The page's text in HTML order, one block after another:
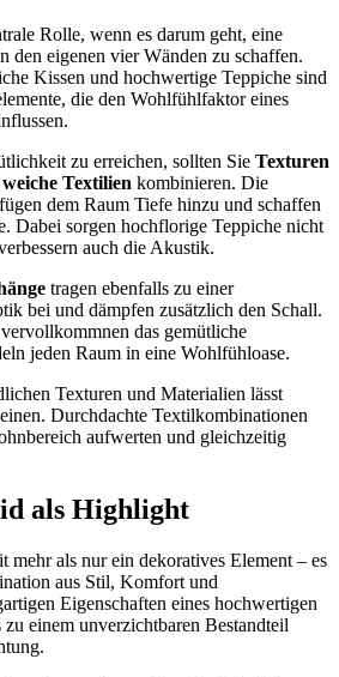
Rolle, wenn es darum geht, eine
den eigenen vier Wänden zu schaffen.
Kissen und hochwertige Teppiche sind
die den Wohlfühlfaktor eines
zu erreichen, sollten Sie Texturen
weiche Textilien kombinieren. Die
dem Raum Tiefe hinzu und schaffen
Dabei sorgen hochflorige Teppiche nicht
auch die Akustik.
tragen ebenfalls zu einer
bei und dämpfen zusätzlich den Schall.
vervollkommnen das gemütliche
jeden Raum in eine Wohlfühloase.
Texturen und Materialien lässt
Durchdachte Textilkombinationen
aufwerten und gleichzeitig
als Highlight
mehr als nur ein dekoratives Element – es
aus Stil, Komfort und
Eigenschaften eines hochwertigen
einem unverzichtbaren Bestandteil